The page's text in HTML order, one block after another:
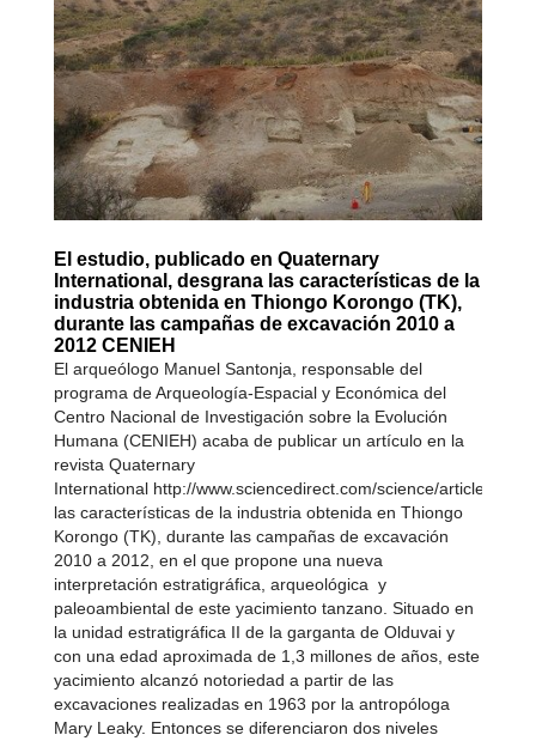
El estudio, publicado en Quaternary
International, desgrana las características de la
industria obtenida en Thiongo Korongo (TK),
durante las campañas de excavación 2010 a
2012 CENIEH
El arqueólogo Manuel Santonja, responsable del
programa de Arqueología-Espacial y Económica del
Centro Nacional de Investigación sobre la Evolución
Humana (CENIEH) acaba de publicar un artículo en la
revista Quaternary
International http://www.sciencedirect.com/science/article/pii/
las características de la industria obtenida en Thiongo
Korongo (TK), durante las campañas de excavación
2010 a 2012, en el que propone una nueva
interpretación estratigráfica, arqueológica y
paleoambiental de este yacimiento tanzano. Situado en
la unidad estratigráfica II de la garganta de Olduvai y
con una edad aproximada de 1,3 millones de años, este
yacimiento alcanzó notoriedad a partir de las
excavaciones realizadas en 1963 por la antropóloga
Mary Leaky. Entonces se diferenciaron dos niveles